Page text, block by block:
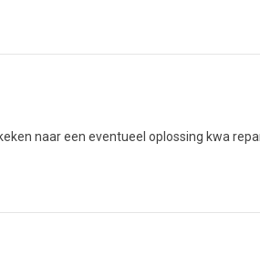
naar een eventueel oplossing kwa